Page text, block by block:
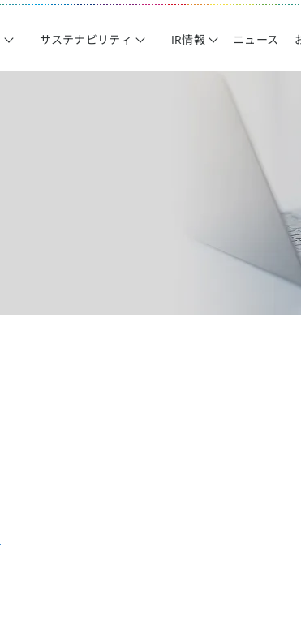
サステナビリティ IR情報 ニュース